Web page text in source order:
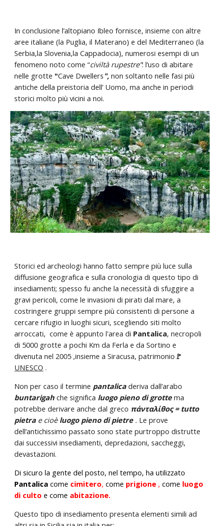
In conclusione l’altopiano Ibleo fornisce, insieme con altre
aree italiane (la Puglia, il Materano) e del Mediterraneo (la
Serbia,la Slovenia,la Cappadocia), numerosi esempi di un
fenomeno noto come “civiltà rupestre”: l’uso di abitare
nelle grotte "Cave Dwellers ", non soltanto nelle fasi più
antiche della preistoria dell’ Uomo, ma anche in periodi
storici molto più vicini a noi.
Storici ed archeologi hanno fatto sempre più luce sulla
diffusione geografica e sulla cronologia di questo tipo di
insediamenti; spesso fu anche la necessità di sfuggire a
gravi pericoli, come le invasioni di pirati dal mare, a
costringere gruppi sempre più consistenti di persone a
cercare rifugio in luoghi sicuri, scegliendo siti molto
arroccati, come è appunto l'area di Pantalica, necropoli
di 5000 grotte a pochi Km da Ferla e da Sortino e
divenuta nel 2005 ,insieme a Siracusa, patrimonio 🚩
UNESCO .
Non per caso il termine pantalicaderiva dall’arabo
buntarigah che significa luogo pieno di grottema
potrebbe derivare anche dal greco πάνταλίθος = tutto
pietra e cioèluogo pieno di pietre . Le prove
dell’antichissimo passato sono state purtroppo distrutte
dai successivi insediamenti, depredazioni, saccheggi,
devastazioni.
Di sicuro la gente del posto, nel tempo, ha utilizzato
Pantalica come cimitero,come prigione ,come luogo
di culto e come abitazione.
Questo tipo di insediamento presenta elementi simili ad